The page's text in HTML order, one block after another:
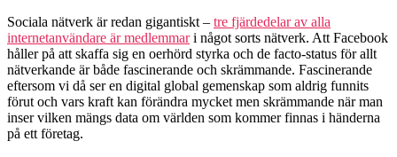
Sociala nätverk är redan gigantiskt – tre fjärdedelar av alla
internetanvändare är medlemmari något sorts nätverk. Att Facebook
håller på att skaffa sig en oerhörd styrka och de facto-status för allt
nätverkande är både fascinerande och skrämmande. Fascinerande
eftersom vi då ser en digital global gemenskap som aldrig funnits
förut och vars kraft kan förändra mycket men skrämmande när man
inser vilken mängs data om världen som kommer finnas i händerna
på ett företag.